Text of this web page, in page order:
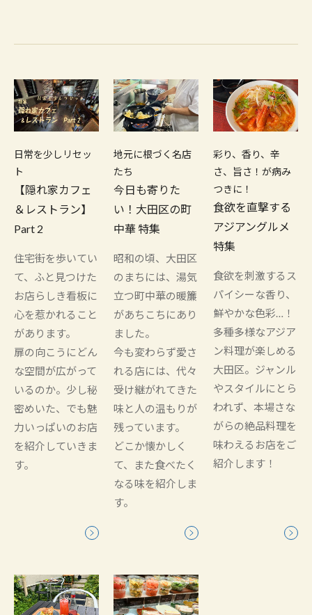
日常を少しリセッ
ト
【隠れ家カフェ
＆レストラン】
Part 2
住宅街を歩いてい
て、ふと見つけた
お店らしき看板に
心を惹かれること
があります。
扉の向こうにどん
な空間が広がって
いるのか。少し秘
密めいた、でも魅
力いっぱいのお店
を紹介していきま
す。
地元に根づく名店
たち
今日も寄りた
い！大田区の町
中華 特集
昭和の頃、大田区
のまちには、湯気
立つ町中華の暖簾
があちこちにあり
ました。
今も変わらず愛さ
れる店には、代々
受け継がれてきた
味と人の温もりが
残っています。
どこか懐かしく
て、また食べたく
なる味を紹介しま
す。
彩り、香り、辛
さ、旨さ！が病み
つきに！
食欲を直撃する
アジアングルメ
特集
食欲を刺激するス
パイシーな香り、
鮮やかな色彩…！
多種多様なアジア
ン料理が楽しめる
大田区。ジャンル
やスタイルにとら
われず、本場さな
がらの絶品料理を
味わえるお店をご
紹介します！